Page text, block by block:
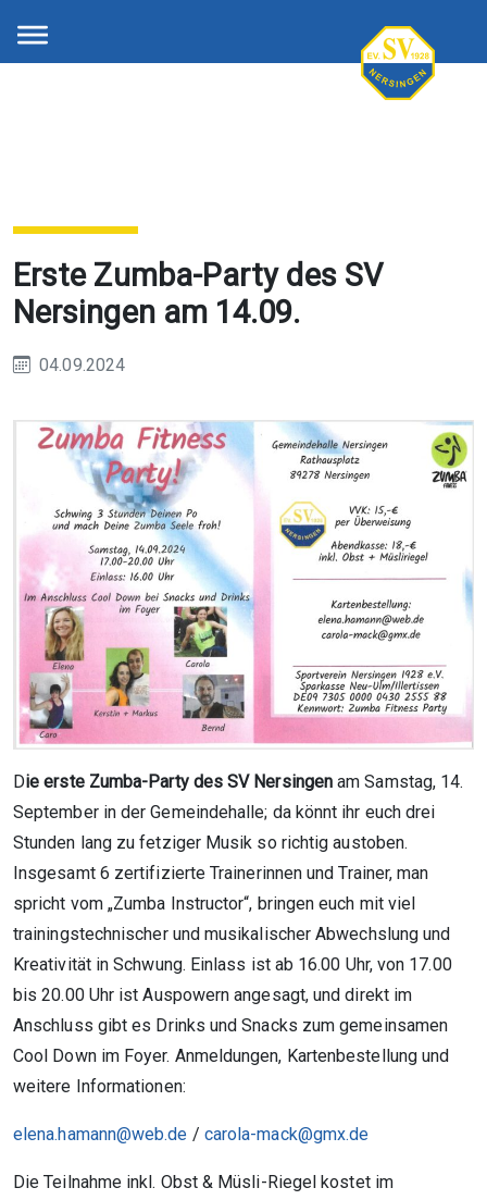
Erste Zumba-Party des SV
Nersingen am 14.09.
04.09.2024
Die erste Zumba-Party des SV Nersingen am Samstag, 14.
September in der Gemeindehalle; da könnt ihr euch drei
Stunden lang zu fetziger Musik so richtig austoben.
Insgesamt 6 zertifizierte Trainerinnen und Trainer, man
spricht vom „Zumba Instructor“, bringen euch mit viel
trainingstechnischer und musikalischer Abwechslung und
Kreativität in Schwung. Einlass ist ab 16.00 Uhr, von 17.00
bis 20.00 Uhr ist Auspowern angesagt, und direkt im
Anschluss gibt es Drinks und Snacks zum gemeinsamen
Cool Down im Foyer. Anmeldungen, Kartenbestellung und
weitere Informationen:
elena.hamann@web.de / carola-mack@gmx.de
Die Teilnahme inkl. Obst & Müsli-Riegel kostet im